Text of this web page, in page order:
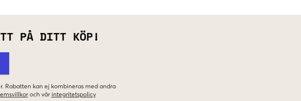
PÅ DITT KÖP!
Rabatten kan ej kombineras med andra
och vår integritetspolicy